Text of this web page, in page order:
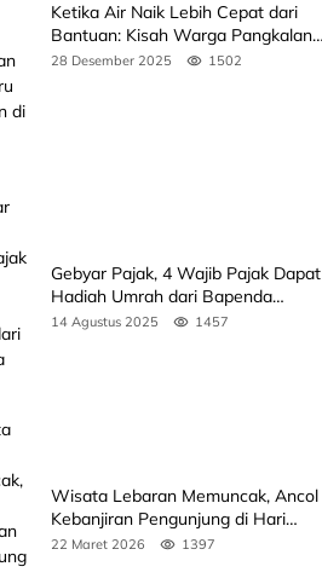
Ketika Air Naik Lebih Cepat dari
Bantuan: Kisah Warga Pangkalan
Koto Baru Bertahan di Tengah
28 Desember 2025 1502
Gebyar Pajak, 4 Wajib Pajak Dapat
Hadiah Umrah dari Bapenda
Sumbar
14 Agustus 2025 1457
Wisata Lebaran Memuncak, Ancol
Kebanjiran Pengunjung di Hari
Kedua
22 Maret 2026 1397